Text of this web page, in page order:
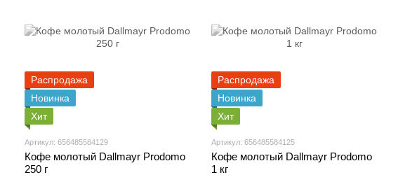
Распродажа
Новинка
Хит
Артикул: 656485584129
Кофе молотый Dallmayr Prodomo
250 г
Распродажа
Новинка
Хит
Артикул: 656485584125
Кофе молотый Dallmayr Prodomo
1 кг